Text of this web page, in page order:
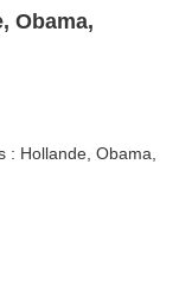
Obama,